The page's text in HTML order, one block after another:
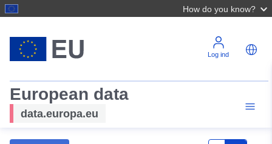
How do you know?
Log ind
European data
data.europa.eu